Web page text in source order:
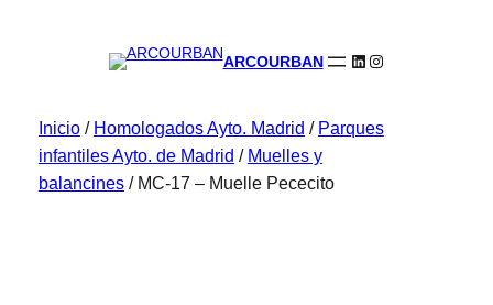
ARCOURBAN LinkedIn
Instagram
Inicio/ Homologados Ayto. Madrid / Parques
infantiles Ayto. de Madrid / Muelles y
balancines/ MC-17 – Muelle Pececito